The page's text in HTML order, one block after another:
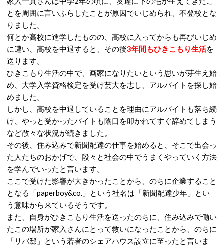
とを周囲に言いふらしたことが原因でいじめられ、不登校とな
りました。
何とか高校に進学したものの、高校に入ってからも再びいじめ
に遭い、高校を中退すると、その後3年間もひきこもり生活を
送ります。
ひきこもり生活の中で、画家になりたいという思いが芽生え始
め、大学入学資格検定を受け芸大を志し、アルバイトを探し始
めました。
しかし、高校を中退していることを理由にアルバイトも落ち続
け、やっと受かったバイトも陰口を叩かれてすぐ辞めてしまう
など散々な状況が続きました。
その後、住み込みで新聞配達の仕事を始めると、そこで出会っ
た人たちのおかげで、段々と社会の中でうまくやっていく方法
を学んでいったと言います。
ここで受けた影響が大きかったことから、のちに企業すること
となる「paperboy&co. 」という社名は「新聞配達少年」とい
う意味から来ているそうです。
また、自身がひきこもり生活を送ったのちに、住み込みで働い
たこの場所が家入さんにとって救いになったことから、のちに
「リバ邸」という若者のシェアハウス設立に至ったと言いま